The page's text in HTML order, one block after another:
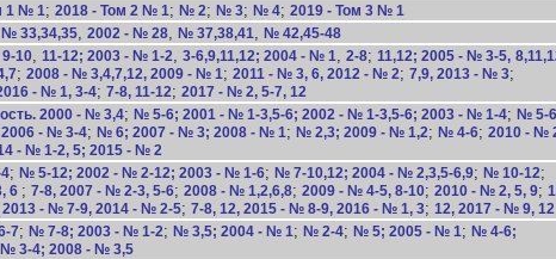
1 № 1; 2018 - Том 2 № 1; № 2; № 3; № 4; 2019 - Том 3 № 1
№ 33,34,35, 2002 - № 28, № 37,38,41, № 42,45-48
10, 11-12; 2003 - № 1-2, 3-6,9,11,12; 2004 - № 1, 2-8; 11,12; 2005 - № 3-5,
; 2008 - № 3,4,7,12, 2009 - № 1; 2011 - № 3, 6, 2012 - № 2; 7,9, 2013 - № 3;
- № 1, 3-4; 7-8, 11-12; 2017 - № 2, 5-7, 12
2000 - № 3,4; № 5-6; 2001 - № 1-3,5-6; 2002 - № 1-3,5-6; 2003 - № 1-4; № 5-
- № 3-4; № 6; 2007 - № 3; 2008 - № 1; № 2,3; 2009 - № 1,2; № 4-6; 2010 - №
- № 1-2, 5; 2015 - № 2
; № 5-12; 2002 - № 2-12; 2003 - № 1-6; № 7-10,12; 2004 - № 2,3,5-6,9; № 10-12;
6 ; 7-8, 2007 - № 2-3, 5-6; 2008 - № 1,2,6,8; 2009 - № 4-5, 8-10; 2010 - № 2, 5, 9;
2013 - № 7-9, 2014 - № 2-5; 7-8, 12, 2015 - № 8-9, 2016 - № 1, 3; 12, 2017 - № 9, 12
7; № 7-8; 2003 - № 1-2; № 3,5; 2004 - № 1; № 2-4; № 5; 2005 - № 1; № 4-6;
№ 3-4; 2008 - № 3,5